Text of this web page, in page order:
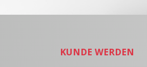
KUNDE WERDEN